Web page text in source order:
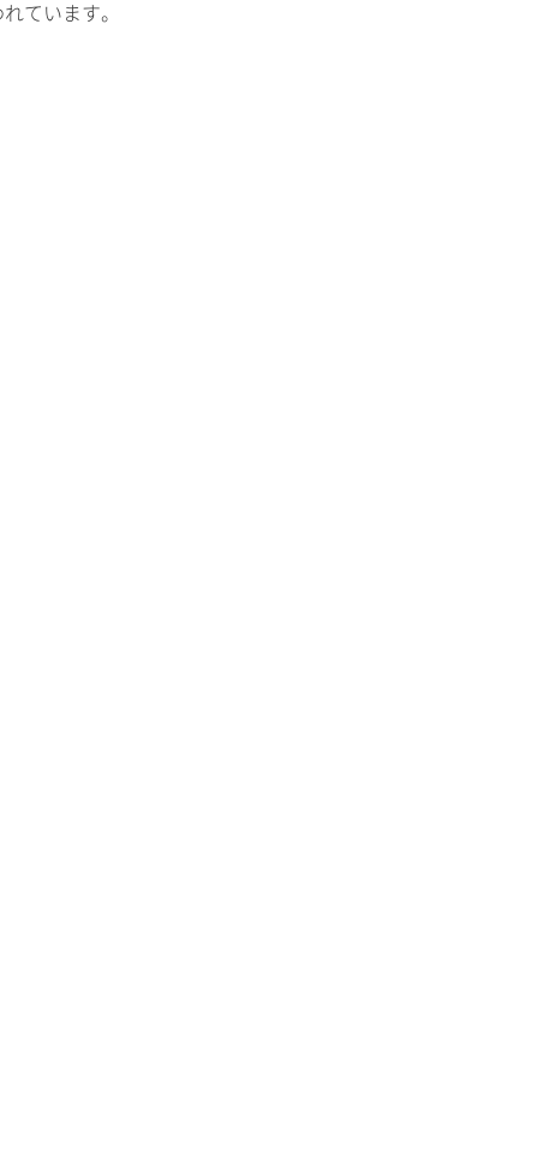
ています。